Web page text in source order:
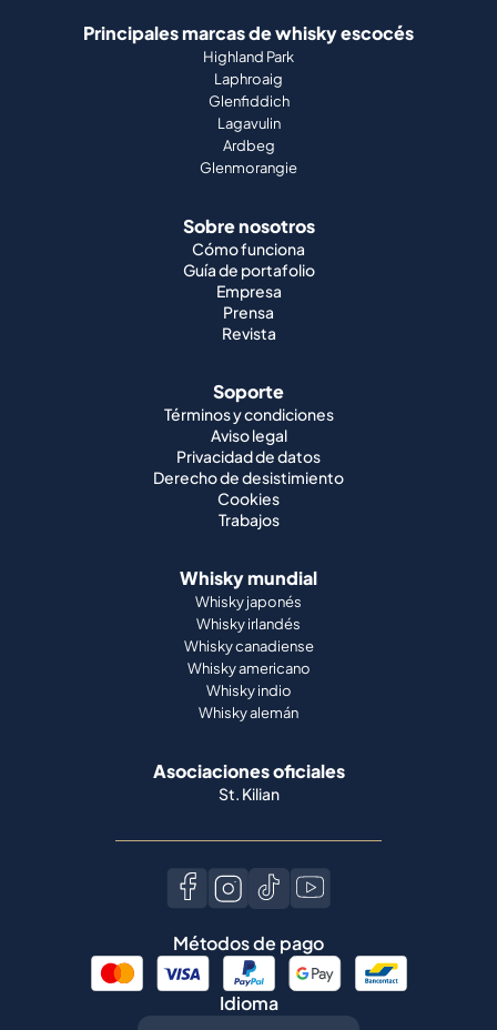
Principales marcas de whisky escocés
Highland Park
Laphroaig
Glenfiddich
Lagavulin
Ardbeg
Glenmorangie
Sobre nosotros
Cómo funciona
Guía de portafolio
Empresa
Prensa
Revista
Soporte
Términos y condiciones
Aviso legal
Privacidad de datos
Derecho de desistimiento
Cookies
Trabajos
Whisky mundial
Whisky japonés
Whisky irlandés
Whisky canadiense
Whisky americano
Whisky indio
Whisky alemán
Asociaciones oficiales
St. Kilian
Métodos de pago
Idioma